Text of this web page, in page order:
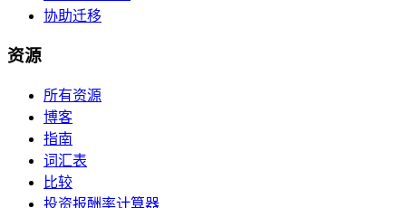
协助迁移
资源
所有资源
博客
指南
词汇表
比较
投资报酬率计算器